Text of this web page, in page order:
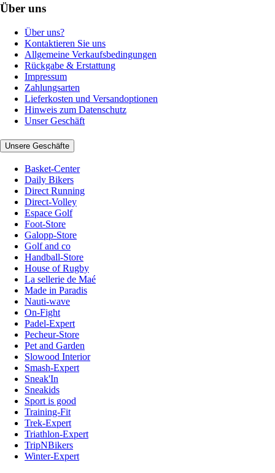
Über uns
Über uns?
Kontaktieren Sie uns
Allgemeine Verkaufsbedingungen
Rückgabe & Erstattung
Impressum
Zahlungsarten
Lieferkosten und Versandoptionen
Hinweis zum Datenschutz
Unser Geschäft
Unsere Geschäfte
Basket-Center
Daily Bikers
Direct Running
Direct-Volley
Espace Golf
Foot-Store
Galopp-Store
Golf and co
Handball-Store
House of Rugby
La sellerie de Maé
Made in Paradis
Nauti-wave
On-Fight
Padel-Expert
Pecheur-Store
Pet and Garden
Slowood Interior
Smash-Expert
Sneak'In
Sneakids
Sport is good
Training-Fit
Trek-Expert
Triathlon-Expert
TripNBikers
Winter-Expert